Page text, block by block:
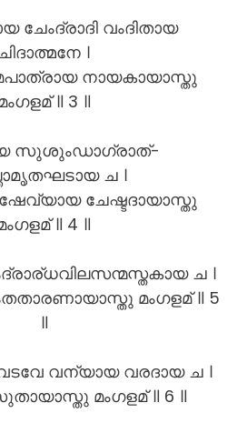
വംദിതായ
।
നായകായാസ്തു
॥ 3 ॥
സുശുംഡാഗ്രാത്-
ച ।
ചേഷ്ടദായാസ്തു
॥ 4 ॥
ച ।
മംഗളമ് ॥ 5
॥
വന്യായ വരദായ ച ।
മംഗളമ് ॥ 6 ॥